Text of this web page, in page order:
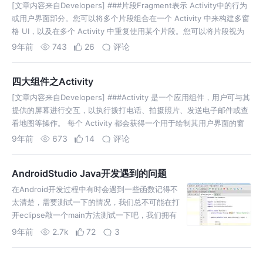
[文章内容来自Developers] ###片段Fragment表示 Activity中的行为
或用户界面部分。您可以将多个片段组合在一个 Activity 中来构建多窗
格 UI，以及在多个 Activity 中重复使用某个片段。您可以将片段视为
Activity 的模块化组成部…
9年前 743 26 评论
四大组件之Activity
[文章内容来自Developers] ###Activity 是一个应用组件，用户可与其
提供的屏幕进行交互，以执行拨打电话、拍摄照片、发送电子邮件或查
看地图等操作。 每个 Activity 都会获得一个用于绘制其用户界面的窗
口。窗口通常会充满屏幕，但也可小于屏幕并浮动在其他窗口…
9年前 673 14 评论
AndroidStudio Java开发遇到的问题
在Android开发过程中有时会遇到一些函数记得不
太清楚，需要测试一下的情况，我们总不可能在打
开eclipse敲一个main方法测试一下吧，我们拥有
强大的androidstudio为什么不好好利用呢。（仅
9年前 2.7k 72 3